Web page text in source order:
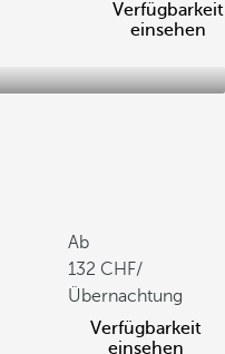
Verfügbarkeit
einsehen
Ab
132
/
Übernachtung
Verfügbarkeit
einsehen